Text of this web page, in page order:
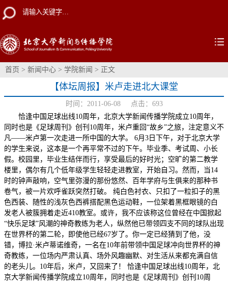
首页 > 新闻中心 > 学院新闻 > 正文
【体坛周报】米卢走进北大课堂
时间：2011-06-08 点击： 693
恰逢中国足球出线10周年，北京大学新闻传播学院成立10周年，
同时也是《足球周刊》创刊10周年，米卢重回“故乡”之旅，注定意义不
凡——米卢第一次走进一所中国的大学。 6月3日下午，对于北京大学
的学生来说，这本是一个再平常不过的下午。毕业季、考试周、小长
假。校园里，毕业生结伴而行，享受最后的好时光；空旷的第二教学
楼里，偶尔有几个低年级学生轻轻走进教室，开始自习。然而，当14
时的钟声敲响，空气里弥漫的那份悠然、百年学府与生俱来的那种书
卷气，被一片欢呼雀跃突然打破。 纯白色衬衣、只扣了一粒扣子的黑
色西装、随性的浅灰色西裤搭配黑色运动鞋，一位架着黑框眼镜的白
发老人被簇拥着走近410教室。或许，我不应该称这位曾经在中国掀起
“快乐足球”风潮的神奇教练为老人，纵然他已带领四支不同的球队出现
在世界杯的第二轮，即使他已经67岁了。你一定已经猜到了他，没
错，博拉·米卢蒂诺维奇，一名在10年前带领中国足球冲向世界杯的神
奇教练，一位场内严肃认真、场外风趣幽默、对生活从来都充满自信
的老头儿。10年后，米卢，又回来了！ 恰逢中国足球出线10周年，北
京大学新闻传播学院成立10周年，同时也是《足球周刊》创刊10周